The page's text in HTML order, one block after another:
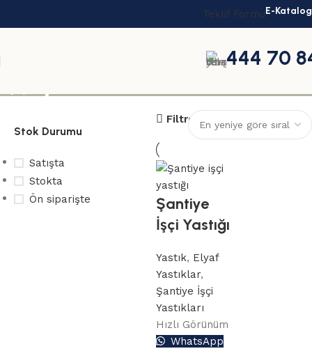
Teklif FormuE-Katalog
444 70
Stok Durumu
Satışta
Stokta
Ön siparişte
Filtreler
Şantiye
İşçi Yastığı
Yastık, Elyaf
Yastıklar,
Şantiye İşçi
Yastıkları
Hızlı Görünüm
WhatsApp